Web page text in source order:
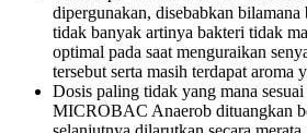
dipergunakan, disebabkan bilamana
tidak banyak artinya bakteri tidak
optimal pada saat menguraikan
tersebut serta masih terdapat aroma
Dosis paling tidak yang mana
MICROBAC Anaerob dituangkan